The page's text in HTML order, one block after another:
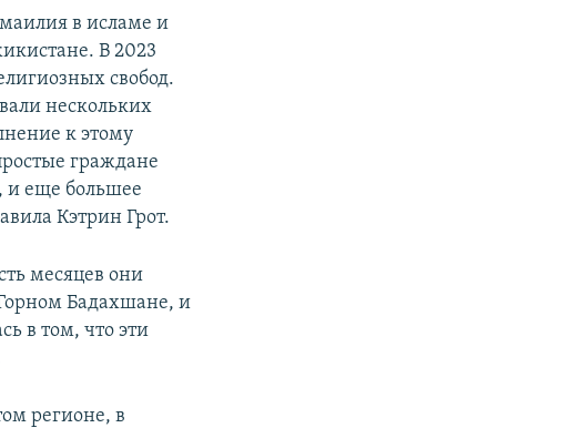
в исламе и
В 2023
свобод.
нескольких
к этому
граждане
и еще большее
Кэтрин Грот.
месяцев они
Бадахшане, и
в том, что эти
регионе, в